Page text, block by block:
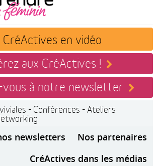
CréActives en vidéo
aux CréActives !
vous à notre newsletter
- Conférences - Ateliers
newsletters
Nos partenaires
CréActives dans les médias